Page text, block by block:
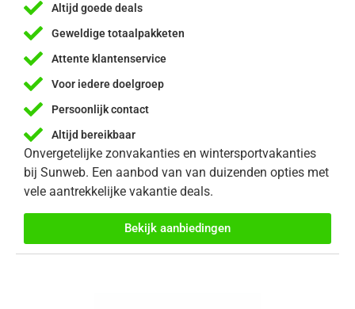
Altijd goede deals
Geweldige totaalpakketen
Attente klantenservice
Voor iedere doelgroep
Persoonlijk contact
Altijd bereikbaar
Onvergetelijke zonvakanties en wintersportvakanties
bij Sunweb. Een aanbod van van duizenden opties met
vele aantrekkelijke vakantie deals.
Bekijk aanbiedingen